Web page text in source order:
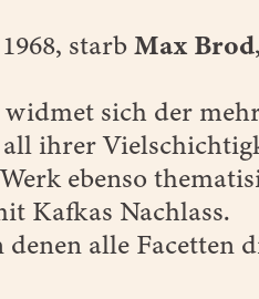
starbMax Brod,
sich der
ihrer
ebenso
Kafkas Nachlass.
alle Facetten